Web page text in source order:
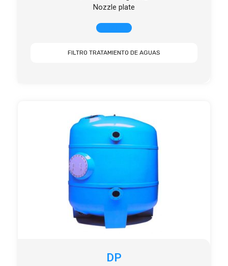
Nozzle plate
FILTRO TRATAMIENTO DE AGUAS
DP